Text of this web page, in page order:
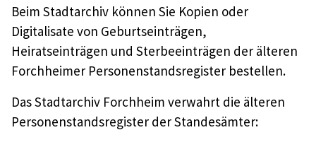
Beim Stadtarchiv können Sie Kopien oder
Digitalisate von Geburtseinträgen,
Heiratseinträgen und Sterbeeinträgen der älteren
Forchheimer Personenstandsregister bestellen.
Das Stadtarchiv Forchheim verwahrt die älteren
Personenstandsregister der Standesämter: